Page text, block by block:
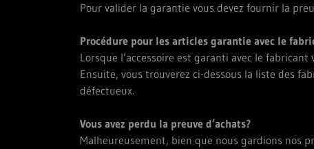
Pour valider la garantie vous devez fournir la
Procédure pour les articles garantie avec le
Lorsque l’accessoire est garanti avec le
Ensuite, vous trouverez ci-dessous la liste des
défectueux.
Vous avez perdu la preuve d’achats?
Malheureusement, bien que nous gardions nos